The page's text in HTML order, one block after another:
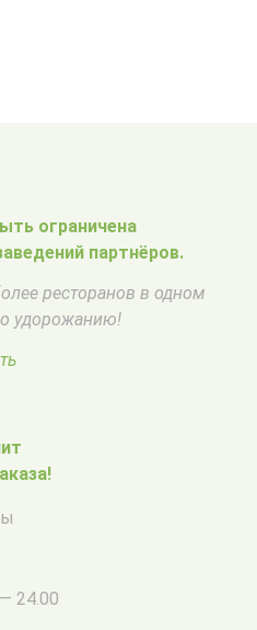
ограничена
партнёров.
ресторанов в одном
удорожанию!
24.00